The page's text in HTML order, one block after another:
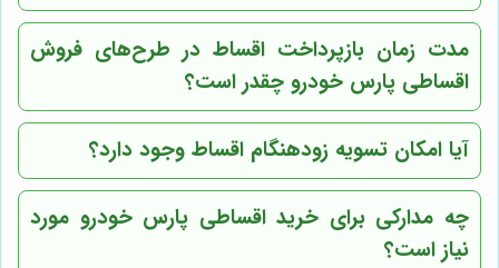
مدت زمان بازپرداخت اقساط در طرح‌های فروش
اقساطی پارس خودرو چقدر است؟
آیا امکان تسویه زودهنگام اقساط وجود دارد؟
چه مدارکی برای خرید اقساطی پارس خودرو مورد
نیاز است؟